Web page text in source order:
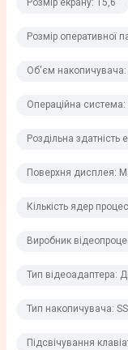
Максимальна
4,5 ГГц
Оперативна
32 Гб
Тип оперативної
Об'єм накопичувача
Розмір екрану: 15,6"
Розмір оперативної
Об'єм накопичувача:
Операційна
Роздільна здатність
Поверхня дисплея:
Кількість ядер
Виробник
Тип відеоадаптера:
Тип накопичувача:
Підсвічування